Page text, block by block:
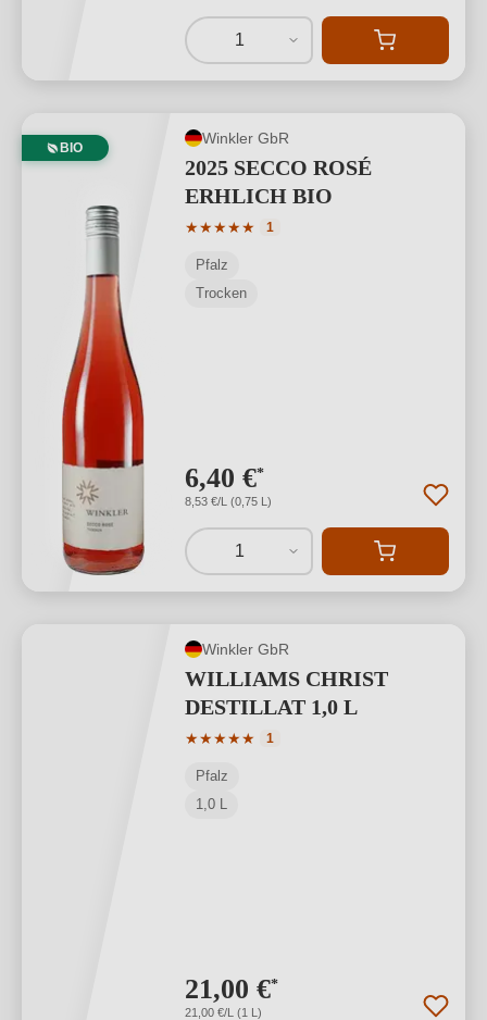
1
BIO
Winkler GbR
2025 SECCO ROSÉ
ERHLICH BIO
★★★★★
Durchschnittliche Bewertung von 5
1
Pfalz
Trocken
6,40 €*
8,53 €/L (0,75 L)
1
Winkler GbR
WILLIAMS CHRIST
DESTILLAT 1,0 L
★★★★★
Durchschnittliche Bewertung von 5
1
Pfalz
1,0 L
21,00 €*
21,00 €/L (1 L)